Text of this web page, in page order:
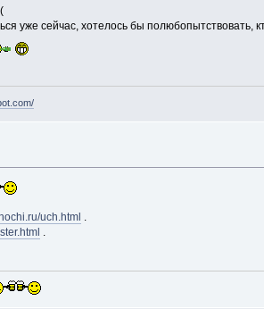
уже сейчас, хотелось бы полюбопытствовать,
uch.html